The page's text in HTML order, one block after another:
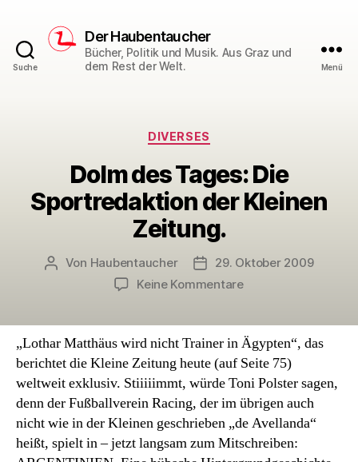
Suche
Der Haubentaucher
Bücher, Politik und Musik. Aus Graz und
dem Rest der Welt.
Menü
Kategorien
DIVERSES
Dolm des Tages: Die
Sportredaktion der Kleinen
Zeitung.
Beitragsautor
Von Haubentaucher Veröffentlichungsdatum
29. Oktober 2009
Keine Kommentarezu
Tages:
Die
Sportredaktion
der
Kleinen
Zeitung.
„Lothar Matthäus wird nicht Trainer in Ägypten“, das
berichtet die Kleine Zeitung heute (auf Seite 75)
weltweit exklusiv. Stiiiiimmt, würde Toni Polster sagen,
denn der Fußballverein Racing, der im übrigen auch
nicht wie in der Kleinen geschrieben „de Avellanda“
heißt, spielt in – jetzt langsam zum Mitschreiben: